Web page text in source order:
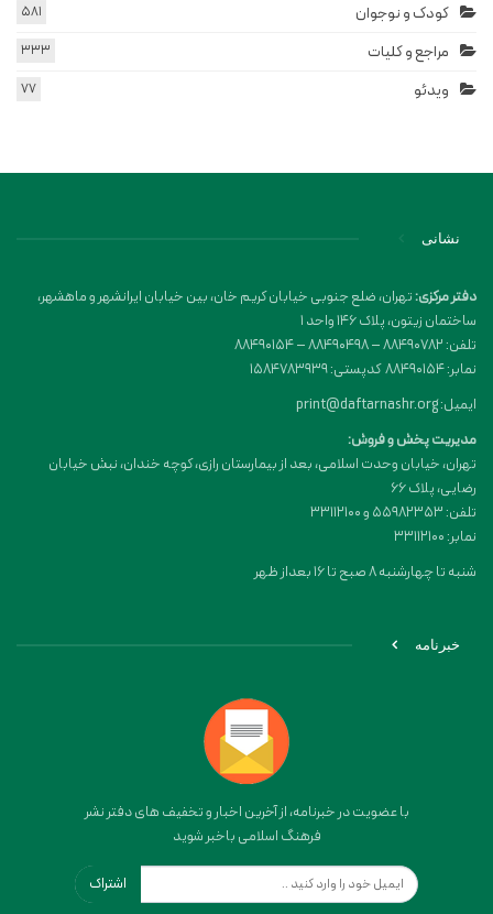
کودک و نوجوان 581
مراجع و کلیات 333
ویدئو 77
نشانی
دفتر مرکزی:تهران، ضلع جنوبی خیابان کریم خان، بین خیابان ایرانشهر و ماهشهر،
ساختمان زیتون، پلاک 146 واحد 1
تلفن: 88490782 – 88490498 – 88490154
نمابر: 88490154 کدپستی: 1584783939
ایمیل: print@daftarnashr.org
مدیریت پخش و فروش:
تهران، خیابان وحدت اسلامی، بعد از بیمارستان رازی، کوچه خندان، نبش خیابان
رضایی، پلاک ۶۶
تلفن: 55982353 و 33112100
نمابر: 33112100
شنبه تا چهارشنبه 8 صبح تا 16 بعداز ظهر
خبرنامه
با عضویت در خبرنامه، از آخرین اخبار و تخفیف های دفتر نشر
فرهنگ اسلامی باخبر شوید
اشتراک